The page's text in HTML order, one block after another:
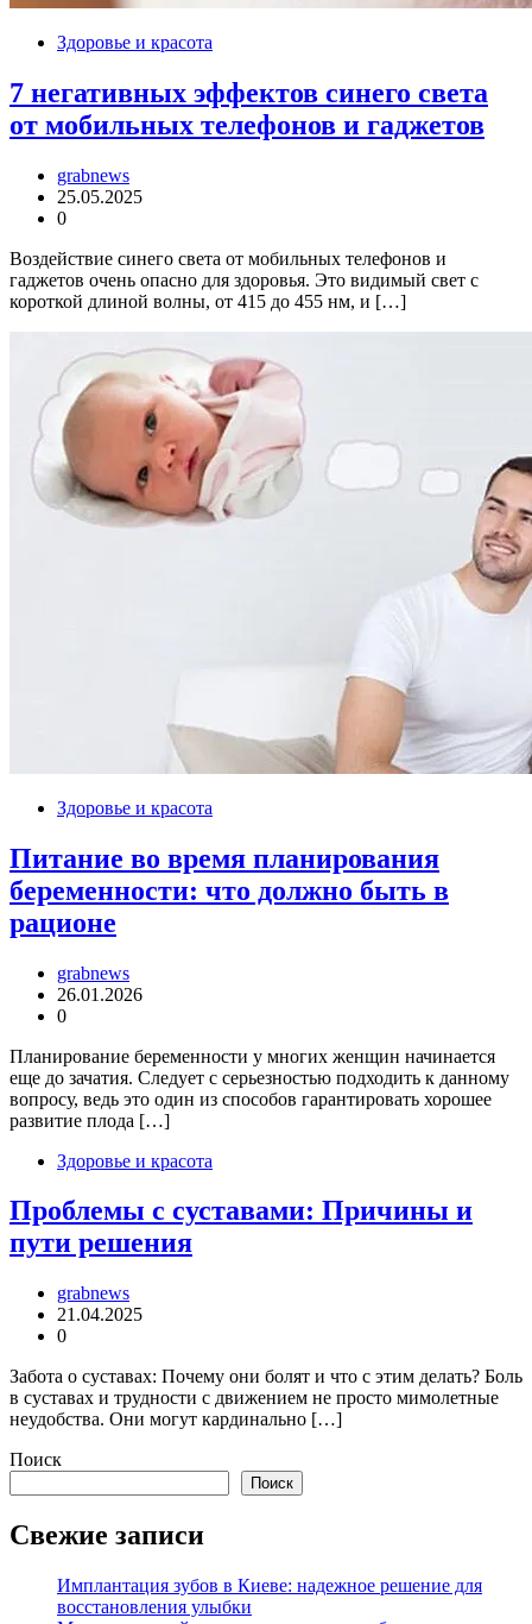
Здоровье и красота
7 негативных эффектов синего света
от мобильных телефонов и гаджетов
grabnews
25.05.2025
0
Воздействие синего света от мобильных телефонов и
гаджетов очень опасно для здоровья. Это видимый свет с
короткой длиной волны, от 415 до 455 нм, и […]
Здоровье и красота
Питание во время планирования
беременности: что должно быть в
рационе
grabnews
26.01.2026
0
Планирование беременности у многих женщин начинается
еще до зачатия. Следует с серьезностью подходить к данному
вопросу, ведь это один из способов гарантировать хорошее
развитие плода […]
Здоровье и красота
Проблемы с суставами: Причины и
пути решения
grabnews
21.04.2025
0
Забота о суставах: Почему они болят и что с этим делать? Боль
в суставах и трудности с движением не просто мимолетные
неудобства. Они могут кардинально […]
Поиск
Поиск
Свежие записи
Имплантация зубов в Киеве: надежное решение для
восстановления улыбки